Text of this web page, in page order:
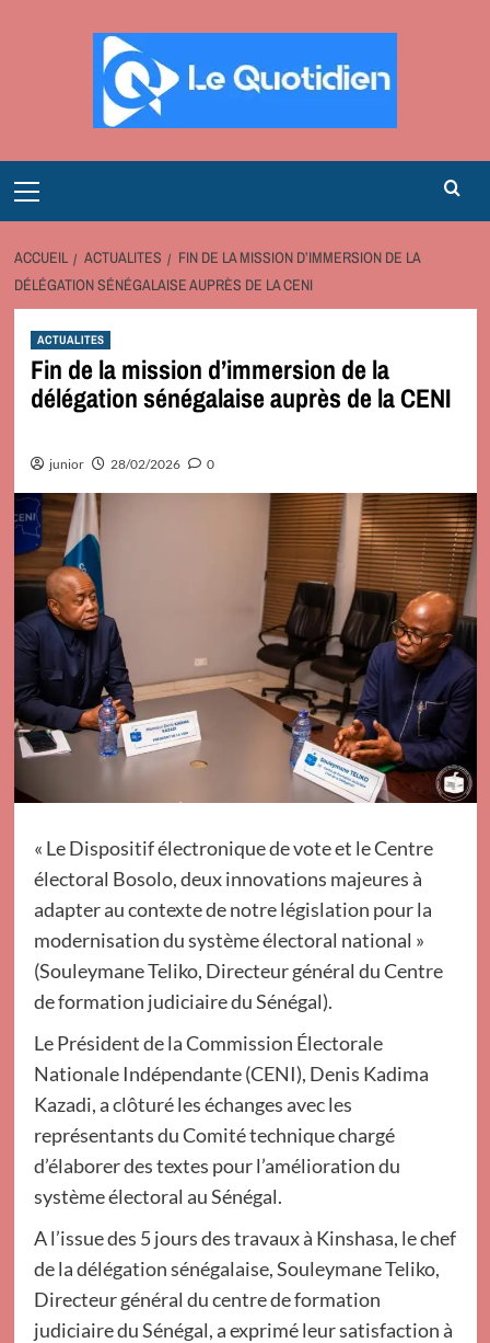
Menu
ACCUEIL ACTUALITES
FIN DE LA MISSION D’IMMERSION DE LA
DÉLÉGATION SÉNÉGALAISE AUPRÈS DE LA CENI
ACTUALITES
Fin de la mission d’immersion de la
délégation sénégalaise auprès de la CENI
junior 28/02/2026 0
« Le Dispositif électronique de vote et le Centre
électoral Bosolo, deux innovations majeures à
adapter au contexte de notre législation pour la
modernisation du système électoral national »
(Souleymane Teliko, Directeur général du Centre
de formation judiciaire du Sénégal).
Le Président de la Commission Électorale
Nationale Indépendante (CENI), Denis Kadima
Kazadi, a clôturé les échanges avec les
représentants du Comité technique chargé
d’élaborer des textes pour l’amélioration du
système électoral au Sénégal.
A l’issue des 5 jours des travaux à Kinshasa, le chef
de la délégation sénégalaise, Souleymane Teliko,
Directeur général du centre de formation
judiciaire du Sénégal, a exprimé leur satisfaction à